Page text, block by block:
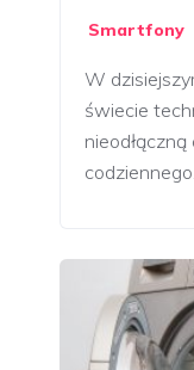
Smartfony
W
świecie